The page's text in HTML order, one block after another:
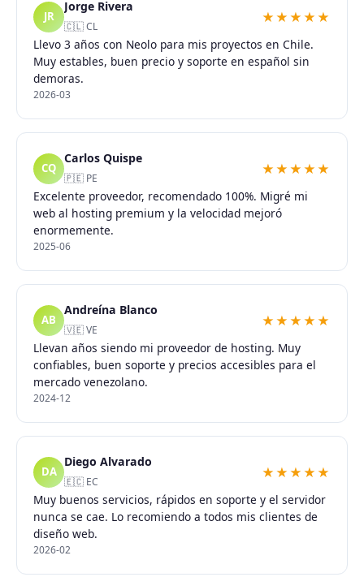
JR
Jorge Rivera
🇨🇱 CL
★★★★★
Llevo 3 años con Neolo para mis proyectos en Chile.
Muy estables, buen precio y soporte en español sin
demoras.
2026-03
CQ
Carlos Quispe
🇵🇪 PE
★★★★★
Excelente proveedor, recomendado 100%. Migré mi
web al hosting premium y la velocidad mejoró
enormemente.
2025-06
AB
Andreína Blanco
🇻🇪 VE
★★★★★
Llevan años siendo mi proveedor de hosting. Muy
confiables, buen soporte y precios accesibles para el
mercado venezolano.
2024-12
DA
Diego Alvarado
🇪🇨 EC
★★★★★
Muy buenos servicios, rápidos en soporte y el servidor
nunca se cae. Lo recomiendo a todos mis clientes de
diseño web.
2026-02